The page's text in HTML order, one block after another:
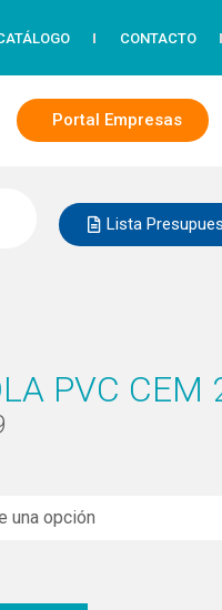
CONTACTO
Portal Empresas
Lista
PVC CEM